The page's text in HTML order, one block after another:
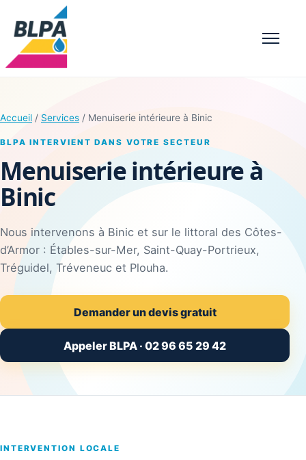
Accueil / Services / Menuiserie intérieure à Binic
BLPA INTERVIENT DANS VOTRE SECTEUR
Menuiserie intérieure à
Binic
Nous intervenons à Binic et sur le littoral des Côtes-
d’Armor : Étables-sur-Mer, Saint-Quay-Portrieux,
Tréguidel, Tréveneuc et Plouha.
Demander un devis gratuit
Appeler BLPA · 02 96 65 29 42
INTERVENTION LOCALE